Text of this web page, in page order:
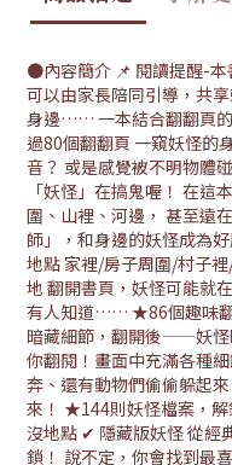
●內容簡介 📌 閱讀提醒-
可以由家長陪同引導，共
身邊…… 一本結合翻翻頁
過80個翻翻頁 一窺妖怪的
音？ 或是感覺被不明物體
「妖怪」在搞鬼喔！ 在這
圍、山裡、河邊， 甚至遠
師」，和身邊的妖怪成為
地點 家裡/房子周圍/村子
地 翻開書頁，妖怪可能就
有人知道…… ★86個趣味翻
暗藏細節，翻開後——妖怪
你翻閱！畫面中充滿各種
奔、還有動物們偷偷躲起
來！ ★144則妖怪檔案，
沒地點 ✔ 隱藏版妖怪 從經
鎖！ 說不定，你會找到最